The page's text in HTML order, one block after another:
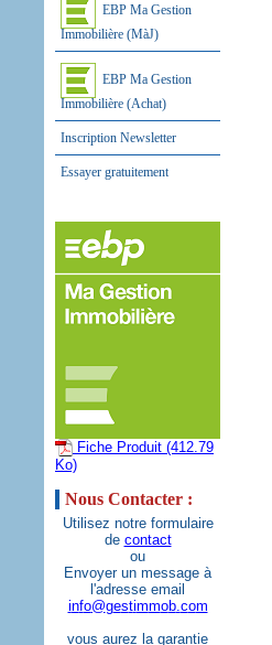
EBP Ma Gestion
Immobilière (MàJ)
EBP Ma Gestion
Immobilière (Achat)
Inscription Newsletter
Essayer gratuitement
Fiche Produit (412.79
Ko)
Nous Contacter :
Utilisez notre formulaire
de contact
ou
Envoyer un message à
l'adresse email
info@gestimmob.com
vous aurez la garantie